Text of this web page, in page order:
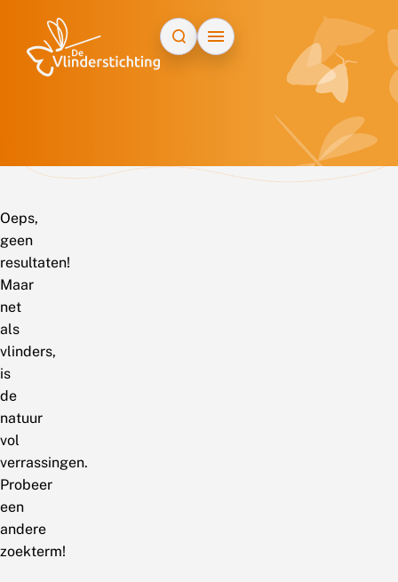
Oeps,
geen
resultaten!
Maar
net
als
vlinders,
is
de
natuur
vol
verrassingen.
Probeer
een
andere
zoekterm!